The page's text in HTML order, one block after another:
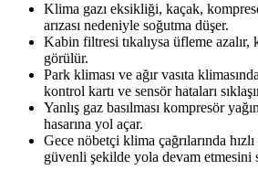
Klima gazı eksikliği, kaçak,
arızası nedeniyle soğutma düşer.
Kabin filtresi tıkalıysa üfleme
görülür.
Park kliması ve ağır vasıta
kontrol kartı ve sensör hataları
Yanlış gaz basılması kompresör
hasarına yol açar.
Gece nöbetçi klima çağrılarında
güvenli şekilde yola devam etmesini